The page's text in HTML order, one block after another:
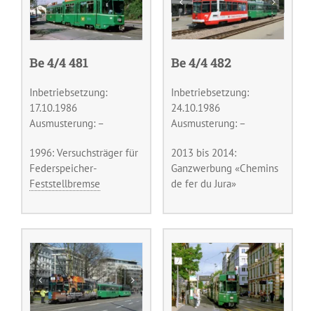
Be 4/4 481
Inbetriebsetzung:
17.10.1986
Ausmusterung: –
1996: Versuchsträger für
Federspeicher-
Feststellbremse
Be 4/4 482
Inbetriebsetzung:
24.10.1986
Ausmusterung: –
2013 bis 2014:
Ganzwerbung «Chemins
de fer du Jura»